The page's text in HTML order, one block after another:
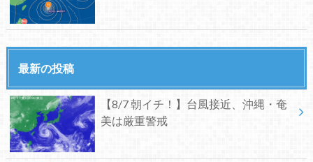
最新の投稿
【8/7 朝イチ！】台風接近、沖縄・奄
美は厳重警戒